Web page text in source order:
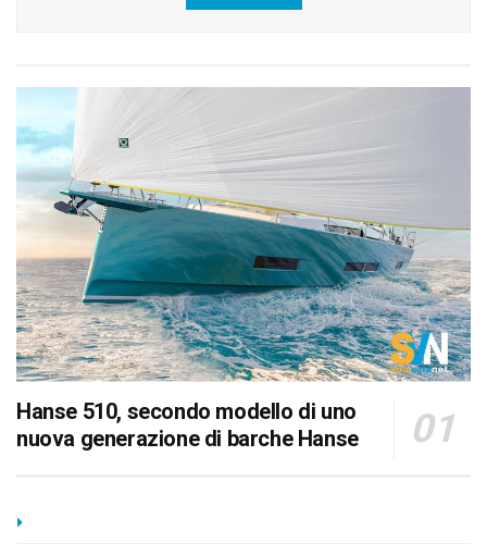
Hanse 510, secondo modello di uno
nuova generazione di barche Hanse